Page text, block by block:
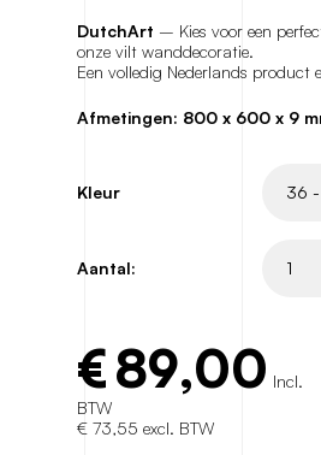
DutchArt – Kies voor een
onze vilt wanddecoratie.
Een volledig Nederlands product
Afmetingen: 800 x 600 x 9
Kleur
Aantal:
€89,00 Incl.
BTW
€ 73,55 excl. BTW